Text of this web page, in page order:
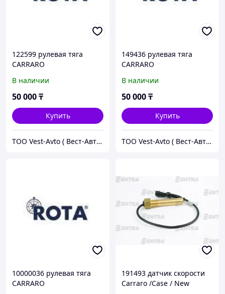
122599 рулевая тяга
CARRARO
В наличии
50 000₸
Купить
ТОО Vest-Avto ( Вест-Авто )
149436 рулевая тяга
CARRARO
В наличии
50 000₸
Купить
ТОО Vest-Avto ( Вест-Авто )
10000036 рулевая тяга
CARRARO
191493 датчик скорости
Carraro /Case / New